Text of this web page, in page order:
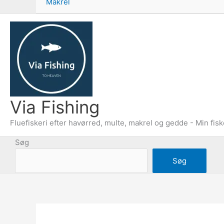
Via Fishing
Fluefiskeri efter havørred, multe, makrel og gedde - Min
Søg
Søg